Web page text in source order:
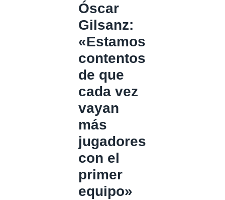
Óscar
Gilsanz:
«Estamos
contentos
de que
cada vez
vayan
más
jugadores
con el
primer
equipo»